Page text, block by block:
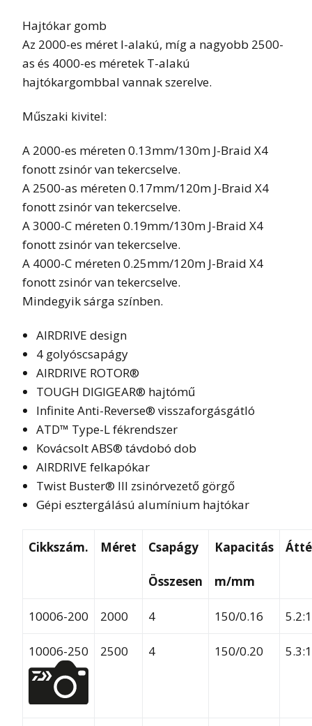
Hajtókar gomb
Az 2000-es méret I-alakú, míg a nagyobb 2500-
as és 4000-es méretek T-alakú
hajtókargombbal vannak szerelve.
Műszaki kivitel:
A 2000-es méreten 0.13mm/130m J-Braid X4
fonott zsinór van tekercselve.
A 2500-as méreten 0.17mm/120m J-Braid X4
fonott zsinór van tekercselve.
A 3000-C méreten 0.19mm/130m J-Braid X4
fonott zsinór van tekercselve.
A 4000-C méreten 0.25mm/120m J-Braid X4
fonott zsinór van tekercselve.
Mindegyik sárga színben.
AIRDRIVE design
4 golyóscsapágy
AIRDRIVE ROTOR®
TOUGH DIGIGEAR® hajtómű
Infinite Anti-Reverse® visszaforgásgátló
ATD™ Type-L fékrendszer
Kovácsolt ABS® távdobó dob
AIRDRIVE felkapókar
Twist Buster® III zsinórvezető görgő
Gépi esztergálású alumínium hajtókar
Cikkszám. Méret Csapágy Kapacitás
Összesen m/mm
10006-200 2000 4 150/0.16 5.2:1
10006-250 2500 4 150/0.20 5.3:1